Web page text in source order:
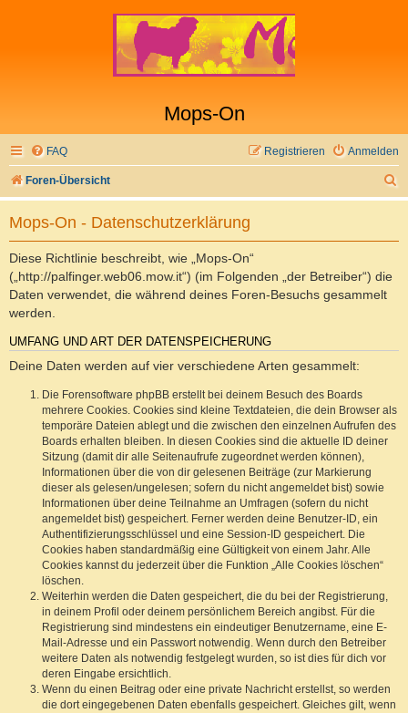
Mops-On
FAQ Anmelden
Registrieren
Foren-Übersicht
u
Mops-On - Datenschutzerklärung
Diese Richtlinie beschreibt, wie „Mops-On“
(„http://palfinger.web06.mow.it“) (im Folgenden „der Betreiber“) die
Daten verwendet, die während deines Foren-Besuchs gesammelt
werden.
UMFANG UND ART DER DATENSPEICHERUNG
Deine Daten werden auf vier verschiedene Arten gesammelt:
Die Forensoftware phpBB erstellt bei deinem Besuch des Boards
mehrere Cookies. Cookies sind kleine Textdateien, die dein Browser als
temporäre Dateien ablegt und die zwischen den einzelnen Aufrufen des
Boards erhalten bleiben. In diesen Cookies sind die aktuelle ID deiner
Sitzung (damit dir alle Seitenaufrufe zugeordnet werden können),
Informationen über die von dir gelesenen Beiträge (zur Markierung
dieser als gelesen/ungelesen; sofern du nicht angemeldet bist) sowie
Informationen über deine Teilnahme an Umfragen (sofern du nicht
angemeldet bist) gespeichert. Ferner werden deine Benutzer-ID, ein
Authentifizierungsschlüssel und eine Session-ID gespeichert. Die
Cookies haben standardmäßig eine Gültigkeit von einem Jahr. Alle
Cookies kannst du jederzeit über die Funktion „Alle Cookies löschen“
löschen.
Weiterhin werden die Daten gespeichert, die du bei der Registrierung,
in deinem Profil oder deinem persönlichem Bereich angibst. Für die
Registrierung sind mindestens ein eindeutiger Benutzername, eine E-
Mail-Adresse und ein Passwort notwendig. Wenn durch den Betreiber
weitere Daten als notwendig festgelegt wurden, so ist dies für dich vor
deren Eingabe ersichtlich.
Wenn du einen Beitrag oder eine private Nachricht erstellst, so werden
die dort eingegebenen Daten ebenfalls gespeichert. Gleiches gilt, wenn